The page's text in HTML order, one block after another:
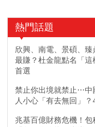
熱門話題
欣興、南電、景碩、
最賺？杜金龍點名「
首選
禁止你出境就禁止…
人小心「有去無回」
兆基百億財務危機！